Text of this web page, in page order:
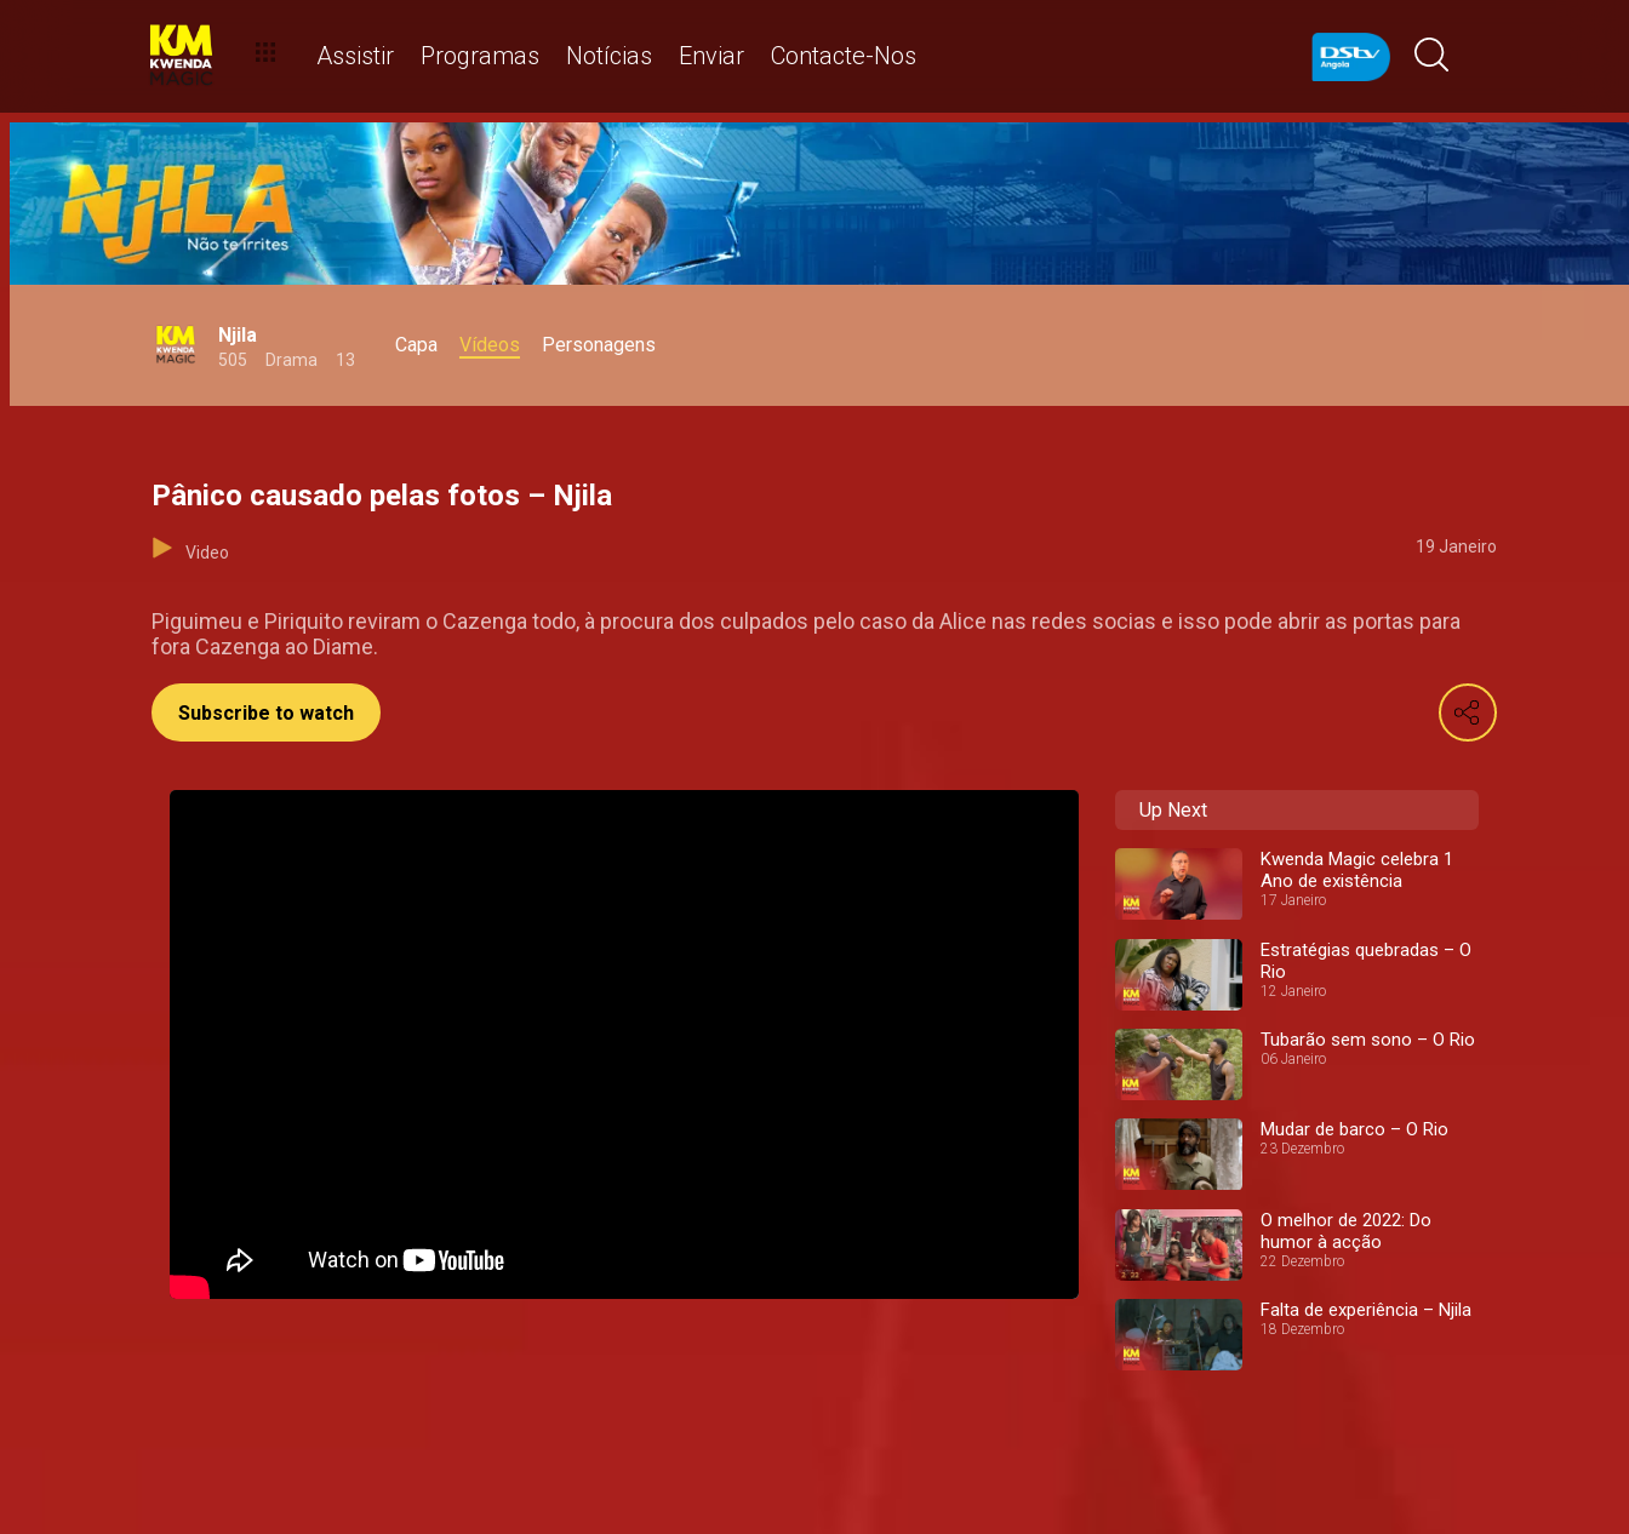
Assistir Programas Notícias Enviar Contacte-Nos
Njila
505 Drama 13
Capa Vídeos Personagens
Pânico causado pelas fotos – Njila
Video 19 Janeiro
Piguimeu e Piriquito reviram o Cazenga todo, à procura dos culpados pelo caso da Alice nas redes socias e isso pode abrir as portas para
fora Cazenga ao Diame.
Subscribe to watch
Up Next
Kwenda Magic celebra 1
Ano de existência
17 Janeiro
Estratégias quebradas – O
Rio
12 Janeiro
Tubarão sem sono – O Rio
06 Janeiro
Mudar de barco – O Rio
23 Dezembro
O melhor de 2022: Do
humor à acção
22 Dezembro
Falta de experiência – Njila
18 Dezembro